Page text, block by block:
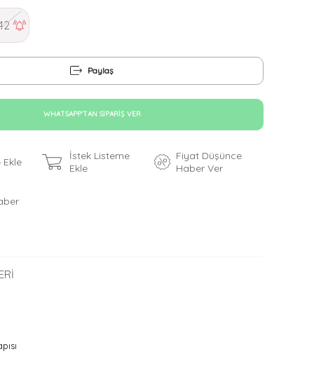
Paylaş
WHATSAPP'TAN SIPARIŞ VER
İstek Listeme
Ekle
Fiyat Düşünce
Haber Ver